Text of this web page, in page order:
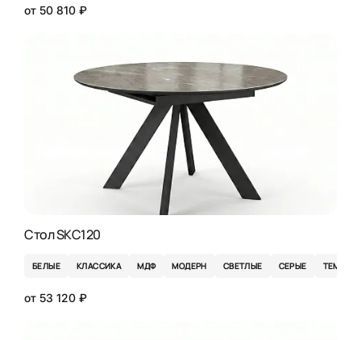
от 50 810 ₽
Стол SKC120
БЕЛЫЕ КЛАССИКА МДФ МОДЕРН СВЕТЛЫЕ СЕРЫЕ ТЕМНЫЕ
от 53 120 ₽